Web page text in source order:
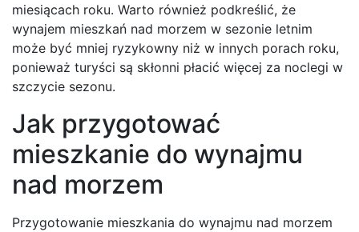
miesiącach roku. Warto również podkreślić, że
wynajem mieszkań nad morzem w sezonie letnim
może być mniej ryzykowny niż w innych porach roku,
ponieważ turyści są skłonni płacić więcej za noclegi w
szczycie sezonu.
Jak przygotować
mieszkanie do wynajmu
nad morzem
Przygotowanie mieszkania do wynajmu nad morzem